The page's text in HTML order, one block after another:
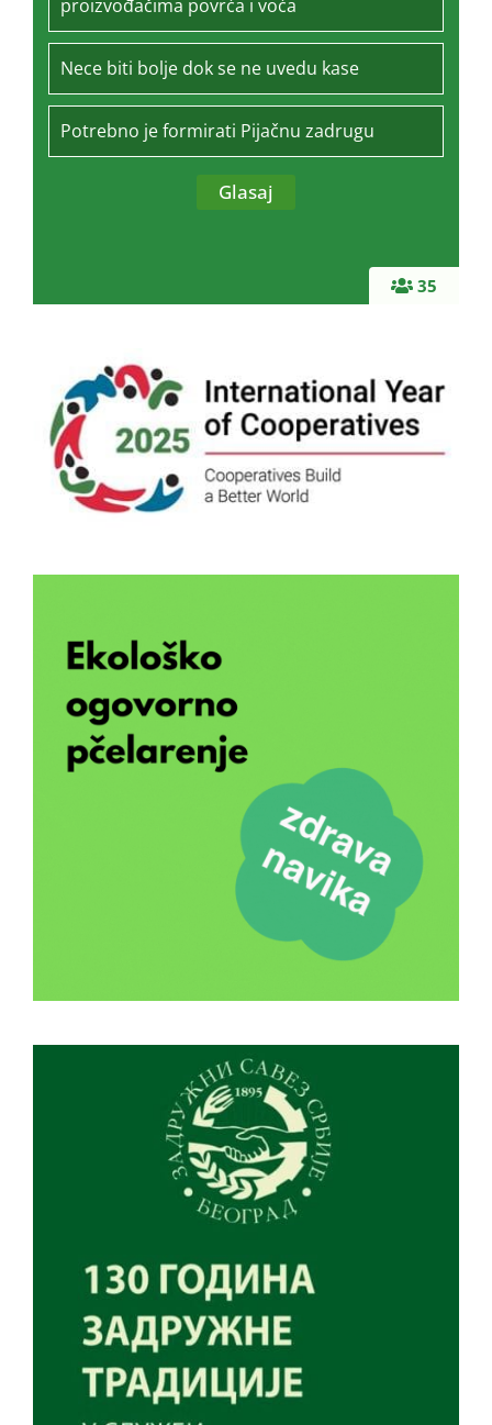
35
proizvođačima povrća i voća
Nece biti bolje dok se ne uvedu kase
Potrebno je formirati Pijačnu zadrugu